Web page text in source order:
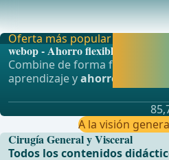
Una comparaci&#xF3;n
Oferta más popular
webop - Ahorro flexible
Combine de forma flexible
aprendizaje yahorre hasta un
A la visión
Cirugía General y Visceral
Todos los contenidos